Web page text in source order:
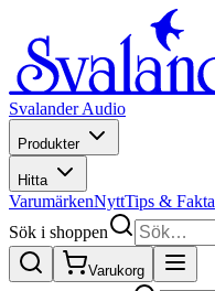
Svalander Audio
Produkter
Hitta
VarumärkenNyttTips & Fakta
Sök i shoppen
Varukorg